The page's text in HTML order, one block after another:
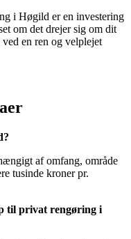
i Høgild er en investering
om det drejer sig om dit
en ren og velplejet
af omfang, område
tusinde kroner pr.
til privat rengøring i